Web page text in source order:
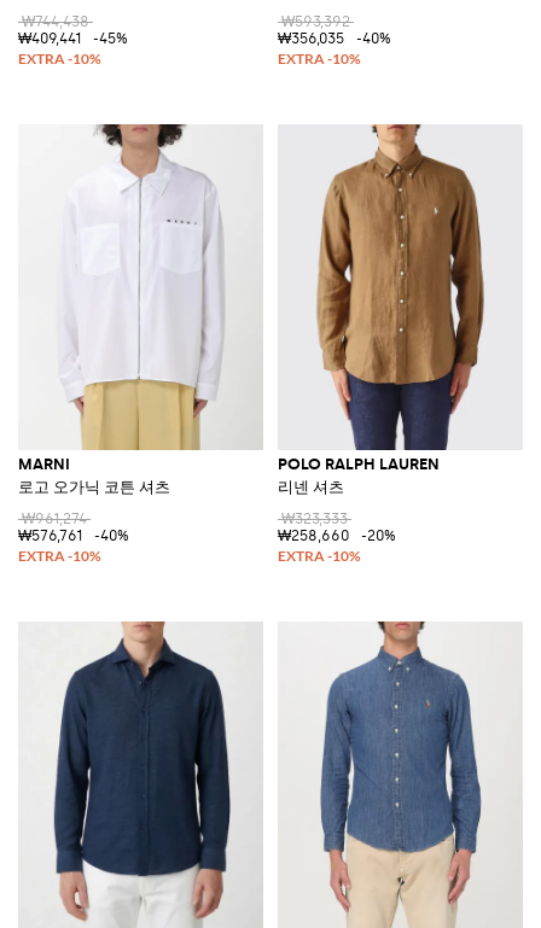
₩744,438
₩409,441
-45%
₩593,392
₩356,035
-40%
MARNI
로고 오가닉 코튼 셔츠
₩961,274
₩576,761
-40%
POLO RALPH LAUREN
리넨 셔츠
₩323,333
₩258,660
-20%